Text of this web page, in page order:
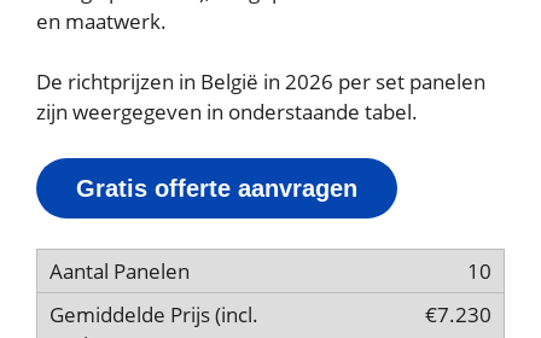
en maatwerk.
De richtprijzen in België in 2026 per set panelen
zijn weergegeven in onderstaande tabel.
Gratis offerte aanvragen
10
€7.230